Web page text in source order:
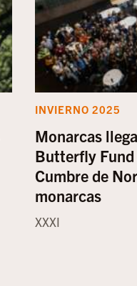
INVIERNO 2025
Monarcas
Butterfly
Cumbre de
monarcas
XXXI